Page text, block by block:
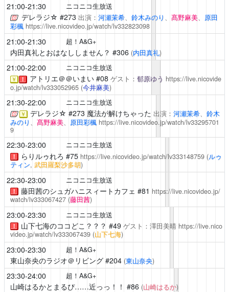
21:00-21:30 ニコニコ生放送
デレラジ☆ #273 出演： 河瀬茉希、 鈴木みのり 、 髙野麻美、 原田
彩楓 https://live.nicovideo.jp/watch/lv332823098
21:00-21:30 超！A&G+
内田真礼とおはなししません？ #306 (内田真礼)
21:00-22:00 ニコニコ生放送
￥ ！ アトリエ＠＠いまい#08 ゲスト： 郁原ゆう https://live.nicovide
o.jp/watch/lv333052965 (今井麻美)
21:30-22:00 ニコニコ生放送
￥ デレラジ☆ #273 魔法が解けちゃった 出演： 河瀬茉希、 鈴木
みのり 、 髙野麻美、 原田彩楓 https://live.nicovideo.jp/watch/lv33295701
9
22:30-23:00 ニコニコ生放送
！ らりルゥれろ #75 https://live.nicovideo.jp/watch/lv333148759 (ルゥ
ティン, 武田羅梨沙多胡)
22:30-23:00 ニコニコ生放送
！ 藤田茜のシュガハニスィートカフェ #81 https://live.nicovideo.jp/
watch/lv333067427 (藤田茜)
23:00-23:30 ニコニコ生放送
！ 山下七海のココどこ？？？ #49 ゲスト：澤田美晴 https://live.nico
video.jp/watch/lv333067439 (山下七海)
23:00-23:30 超！A&G+
東山奈央のラジオ＠リビング#204 (東山奈央)
23:30-24:00 超！A&G+
山崎はるかとまるぴ……近っっ！！ #86 (山崎はるか)